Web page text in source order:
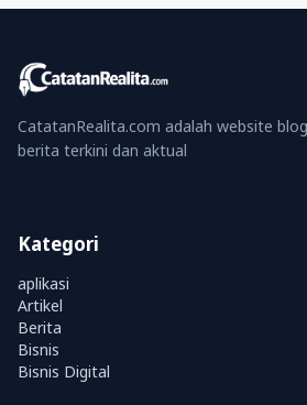
CatatanRealita.com adalah website
berita terkini dan aktual
Kategori
aplikasi
Artikel
Berita
Bisnis
Bisnis Digital